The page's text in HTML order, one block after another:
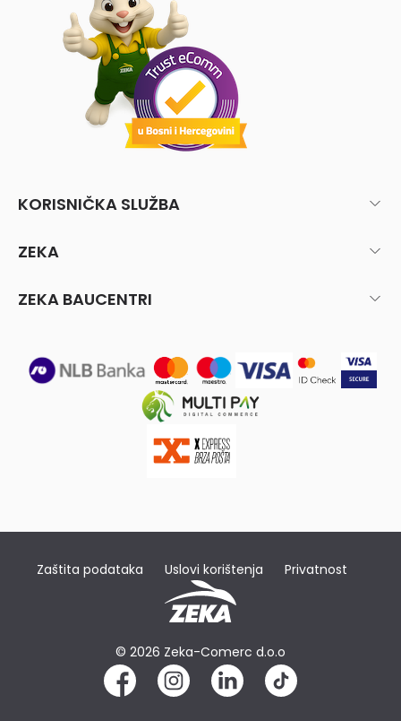
KORISNIČKA SLUŽBA
ZEKA
ZEKA BAUCENTRI
Zaštita podataka Uslovi korištenja Privatnost
© 2026 Zeka-Comerc d.o.o